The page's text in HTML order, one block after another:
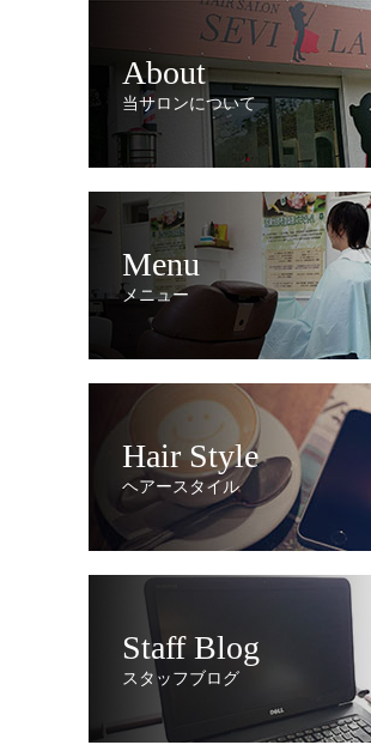
About
当サロンについて
Menu
メニュー
Hair Style
ヘアースタイル
Staff Blog
スタッフブログ